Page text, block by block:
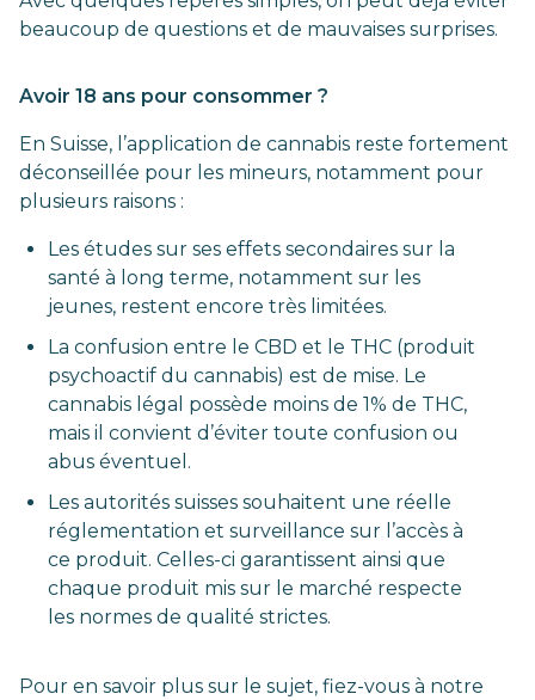
beaucoup de questions et de mauvaises surprises.
Avoir 18 ans pour consommer ?
En Suisse, l’application de cannabis reste fortement
déconseillée pour les mineurs, notamment pour
plusieurs raisons :
Les études sur ses effets secondaires sur la
santé à long terme, notamment sur les
jeunes, restent encore très limitées.
La confusion entre le CBD et le THC (produit
psychoactif du cannabis) est de mise. Le
cannabis légal possède moins de 1% de THC,
mais il convient d’éviter toute confusion ou
abus éventuel.
Les autorités suisses souhaitent une réelle
réglementation et surveillance sur l’accès à
ce produit. Celles-ci garantissent ainsi que
chaque produit mis sur le marché respecte
les normes de qualité strictes.
Pour en savoir plus sur le sujet, fiez-vous à notre